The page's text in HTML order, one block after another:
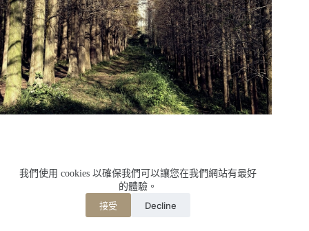
我們使用 cookies 以確保我們可以讓您在我們網站有最好
的體驗。
接受 Decline
標籤
Best Cafe in Yangmei
Best Coffee in Taoyuan
Cafe Hopping Taiwan
Coffee Lovers Taiwan #Coffee Roastery Taiwan